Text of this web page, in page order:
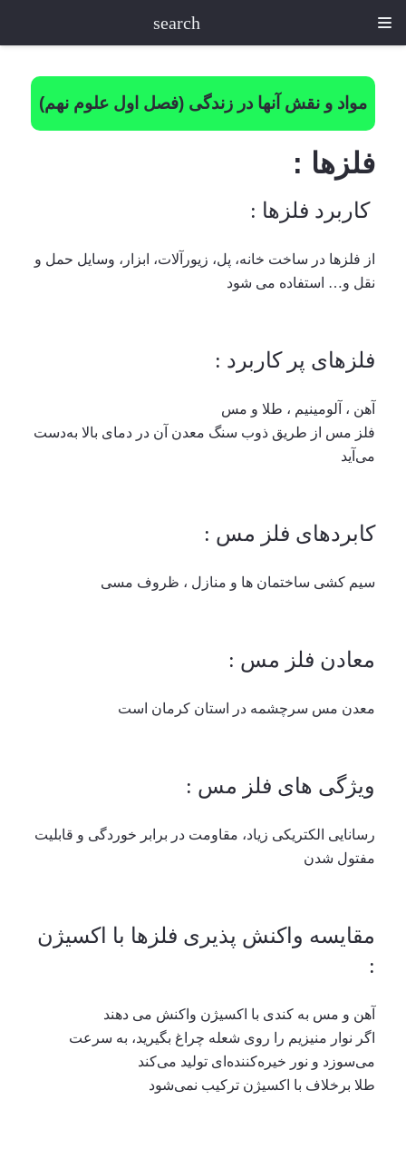
search
مواد و نقش آنها در زندگی (فصل اول علوم نهم)
فلزها :
کاربرد فلزها :
از فلزها در ساخت خانه، پل، زیورآلات، ابزار، وسایل حمل و
نقل و… استفاده می شود
فلزهای پر کاربرد :
آهن ، آلومینیم ، طلا و مس
فلز مس از طریق ذوب سنگ معدن آن در دمای بالا به‌دست
می‌آید
کابردهای فلز مس :
سیم کشی ساختمان ها و منازل ، ظروف مسی
معادن فلز مس :
معدن مس سرچشمه در استان کرمان است
ویژگی های فلز مس :
رسانایی الکتریکی زیاد، مقاومت در برابر خوردگی و قابلیت
مفتول شدن
مقایسه واکنش پذیری فلزها با اکسیژن
:
آهن و مس به کندی با اکسیژن واکنش می دهند
اگر نوار منیزیم را روی شعله چراغ بگیرید، به سرعت
می‌سوزد و نور خیره‌کننده‌ای تولید می‌کند
طلا برخلاف با اکسیژن ترکیب نمی‌شود